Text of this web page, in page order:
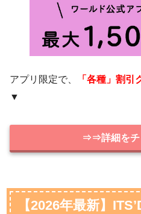
アプリ限定で、 「各種」割引
▼
⇒⇒詳細をチ
【2026年最新】